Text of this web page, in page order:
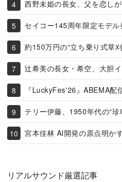
西野未姫の長女、父を恋し
セイコー145周年限定モデル
約150万円の“立ち乗り式草
辻希美の長女・希空、大胆
『LuckyFes'26』ABEMA配
テリー伊藤、1950年代の“珍
宮本佳林 AI開発の原点明か
リアルサウンド厳選記事